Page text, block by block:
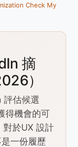
Check My
摘
）
評估候選
得機會的可
於UX 設計
一份履歷